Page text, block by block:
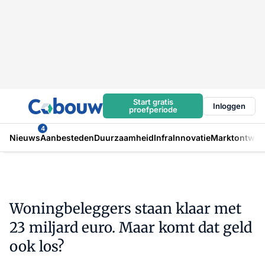
Start gratis
proefperiode
Inloggen
Nieuws
4
AanbestedenDuurzaamheidInfraInnovatie
Woningbeleggers staan klaar met
23 miljard euro. Maar komt dat geld
ook los?